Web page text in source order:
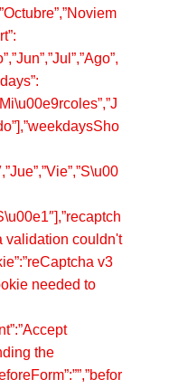
validation couldn't
v3
needed to
the